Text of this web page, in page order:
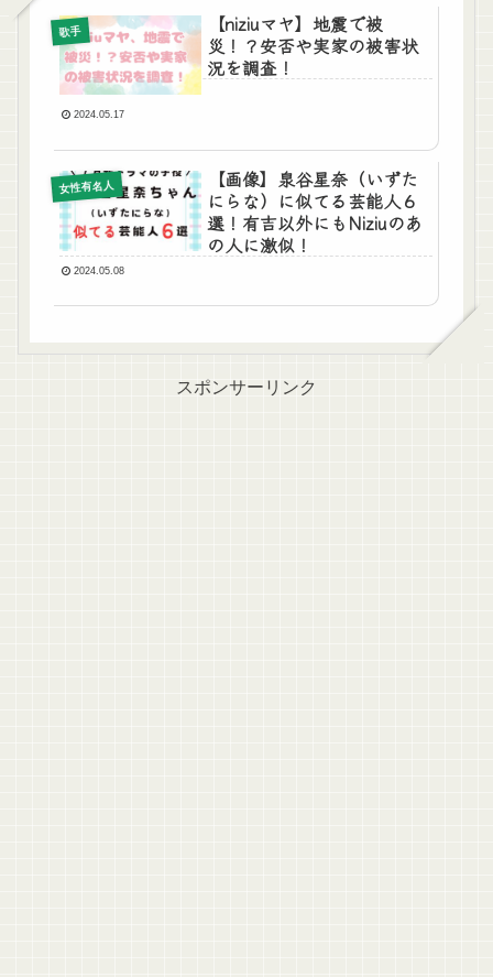
歌手
【niziuマヤ】地震で被
災！？安否や実家の被害状
況を調査！
2024.05.17
女性有名人
【画像】泉谷星奈（いずた
にらな）に似てる芸能人６
選！有吉以外にもNiziuのあ
の人に激似！
2024.05.08
スポンサーリンク